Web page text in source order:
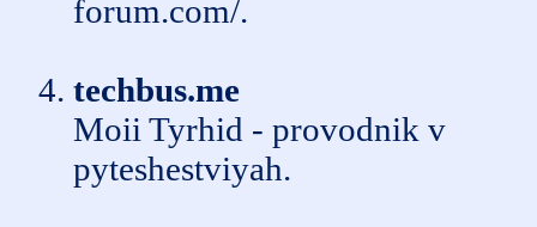
forum.com/.
techbus.me
Moii Tyrhid - provodnik v
pyteshestviyah.